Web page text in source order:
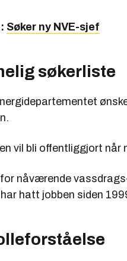
Søker ny NVE-sjef
søkerliste
vil bli offentliggjort når
nåværende
hatt jobben siden